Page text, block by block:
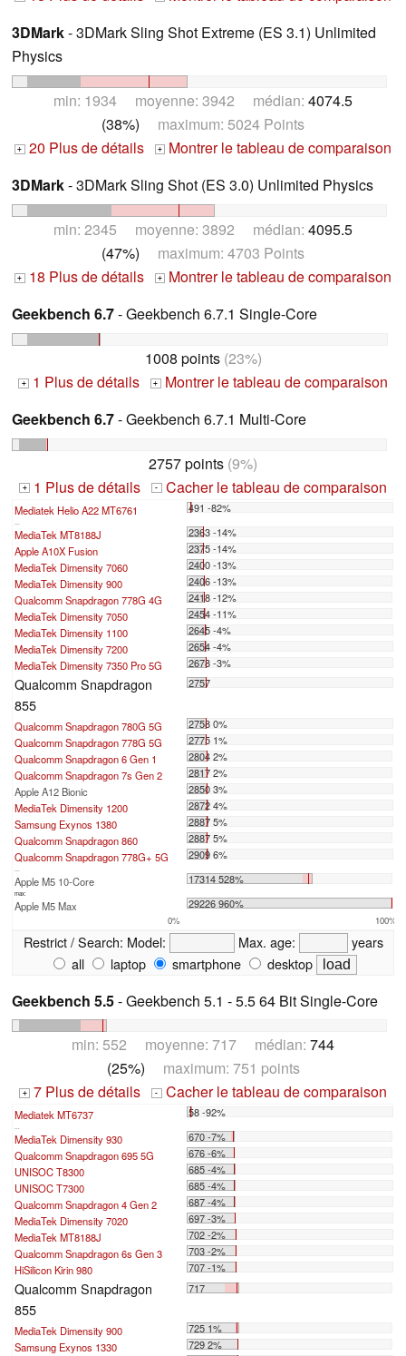
3DMark- 3DMark Sling Shot Extreme (ES 3.1) Unlimited
Physics
min: 1934 moyenne: 3942 médian: 4074.5
(38%) maximum: 5024 Points
+ 20 Plus de détails +
Montrer le tableau de comparaison
3DMark- 3DMark Sling Shot (ES 3.0) Unlimited Physics
min: 2345 moyenne: 3892 médian: 4095.5
(47%) maximum: 4703 Points
+ 18 Plus de détails +
Montrer le tableau de comparaison
Geekbench 6.7- Geekbench 6.7.1 Single-Core
1008 points(23%)
+ 1 Plus de détails + Montrer le tableau de comparaison
Geekbench 6.7- Geekbench 6.7.1 Multi-Core
2757 points (9%)
+ 1 Plus de détails - Cacher le tableau de comparaison
Mediatek Helio A22 MT6761 491 -82%
MediaTek MT8188J
2363 -14%
Apple A10X Fusion
2375 -14%
MediaTek Dimensity 7060
2400 -13%
MediaTek Dimensity 900
2406 -13%
Qualcomm Snapdragon 778G 4G
2418 -12%
MediaTek Dimensity 7050
2454 -11%
MediaTek Dimensity 1100
2645 -4%
MediaTek Dimensity 7200
2654 -4%
MediaTek Dimensity 7350 Pro 5G
2678 -3%
Qualcomm Snapdragon
855
2757
Qualcomm Snapdragon 780G 5G
2758 0%
Qualcomm Snapdragon 778G 5G
2775 1%
Qualcomm Snapdragon 6 Gen 1
2804 2%
Qualcomm Snapdragon 7s Gen 2
2817 2%
Apple A12 Bionic
2850 3%
MediaTek Dimensity 1200
2872 4%
Samsung Exynos 1380
2887 5%
Qualcomm Snapdragon 860
2887 5%
Qualcomm Snapdragon 778G+ 5G
2909 6%
Apple M5 10-Core 17314 528%
max:
Apple M5 Max 29226 960%
0% 100%
Restrict / Search: Model: Max. age:
years
all
laptop smartphone desktop
Geekbench 5.5- Geekbench 5.1 - 5.5 64 Bit Single-Core
min: 552 moyenne: 717 médian: 744
(25%) maximum: 751 points
+ 7 Plus de détails - Cacher le tableau de comparaison
Mediatek MT6737 58 -92%
...
MediaTek Dimensity 930
670 -7%
Qualcomm Snapdragon 695 5G
676 -6%
UNISOC T8300
685 -4%
UNISOC T7300
685 -4%
Qualcomm Snapdragon 4 Gen 2
687 -4%
MediaTek Dimensity 7020
697 -3%
MediaTek MT8188J
702 -2%
Qualcomm Snapdragon 6s Gen 3
703 -2%
HiSilicon Kirin 980
707 -1%
Qualcomm Snapdragon
855
717
MediaTek Dimensity 900
725 1%
Samsung Exynos 1330
729 2%